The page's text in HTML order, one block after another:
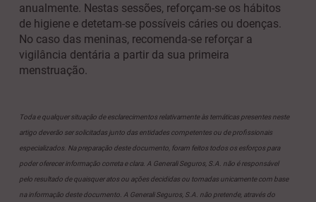
anualmente. Nestas sessões, reforçam-se os hábitos
de higiene e detetam-se possíveis cáries ou doenças.
No caso das meninas, recomenda-se reforçar a
vigilância dentária a partir da sua primeira
menstruação.
Toda e qualquer situação de esclarecimentos relativamente às temáticas presentes neste
artigo deverão ser solicitadas junto das entidades competentes ou de profissionais
especializados. Na preparação deste documento, foram feitos todos os esforços para
poder oferecer informação correta e clara. A Generali Seguros, S.A. não é responsável
pelo resultado de quaisquer atos ou ações decididas ou tomadas unicamente com base
na informação deste documento. A Generali Seguros, S.A. não pretende, através do